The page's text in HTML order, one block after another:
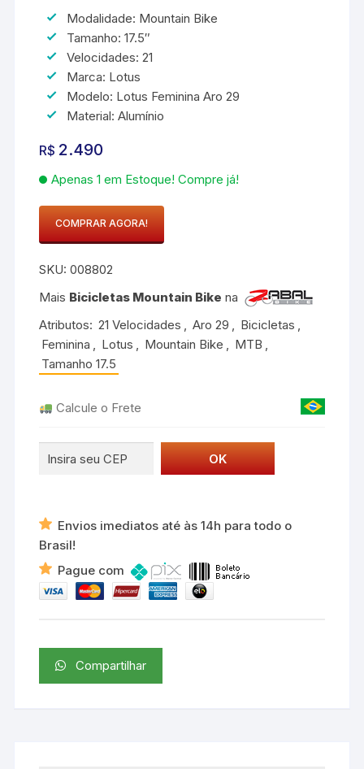
Modalidade: Mountain Bike
Tamanho: 17.5″
Velocidades: 21
Marca: Lotus
Modelo: Lotus Feminina Aro 29
Material: Alumínio
R$ 2.490
Apenas 1 em Estoque! Compre já!
Lotus
Feminina
quantidade
COMPRAR AGORA!
SKU:008802
Mais Bicicletas Mountain Bike na
Atributos: 21 Velocidades , Aro 29 , Bicicletas ,
Feminina , Lotus , Mountain Bike , MTB ,
Tamanho 17.5
Calcule o Frete
Envios imediatos até às 14h para todo o
Brasil!
Pague com
Compartilhar